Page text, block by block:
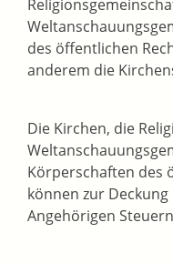
des öffentlichen
anderem die
Die Kirchen, die
Körperschaften des
können zur
Angehörigen